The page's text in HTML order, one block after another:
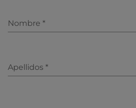
Nombre *
Apellidos *